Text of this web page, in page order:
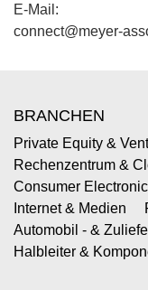
E-Mail:
connect@meyer-
BRANCHEN
Private Equity &
Rechenzentrum &
Consumer
Internet & Medien
Automobil - &
Halbleiter &